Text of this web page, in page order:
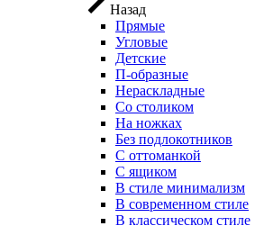
Назад
Прямые
Угловые
Детские
П-образные
Нераскладные
Со столиком
На ножках
Без подлокотников
С оттоманкой
С ящиком
В стиле минимализм
В современном стиле
В классическом стиле